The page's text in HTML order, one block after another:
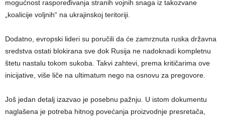
mogućnost raspoređivanja stranih vojnih snaga iz takozvane
„koalicije voljnih“ na ukrajinskoj teritoriji.
Dodatno, evropski lideri su poručili da će zamrznuta ruska državna
sredstva ostati blokirana sve dok Rusija ne nadoknadi kompletnu
štetu nastalu tokom sukoba. Takvi zahtevi, prema kritičarima ove
inicijative, više liče na ultimatum nego na osnovu za pregovore.
Još jedan detalj izazvao je posebnu pažnju. U istom dokumentu
naglašena je potreba hitnog povećanja proizvodnje presretača,